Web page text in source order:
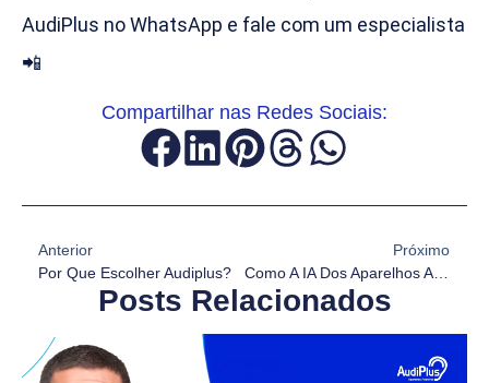
AudiPlus no WhatsApp e fale com um especialista
📲
Compartilhar nas Redes Sociais:
Anterior
Por Que Escolher Audiplus?
Próximo
Como A IA Dos Aparelhos Auditivos Sabe Em Quem Você Quer Prestar Atenção?
Posts Relacionados